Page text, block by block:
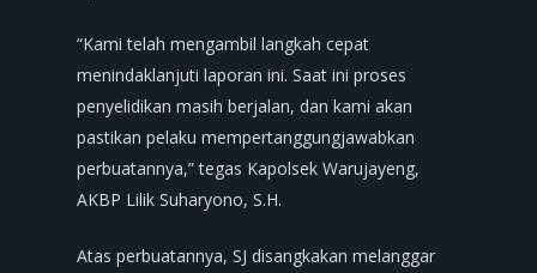
“Kami telah mengambil langkah cepat
menindaklanjuti laporan ini. Saat ini proses
penyelidikan masih berjalan, dan kami akan
pastikan pelaku mempertanggungjawabkan
perbuatannya,” tegas Kapolsek Warujayeng,
AKBP Lilik Suharyono, S.H.
Atas perbuatannya, SJ disangkakan melanggar